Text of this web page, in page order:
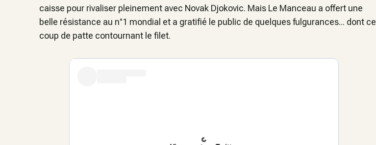
caisse pour rivaliser pleinement avec Novak Djokovic. Mais Le Manceau a offert une
belle résistance au n°1 mondial et a gratifié le public de quelques fulgurances... dont ce
coup de patte contournant le filet.